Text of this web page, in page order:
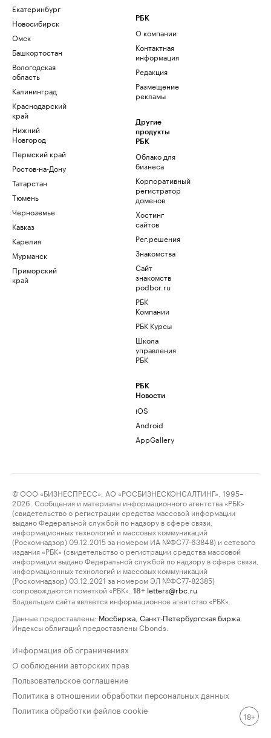
Екатеринбург
Новосибирск
Омск
Башкортостан
Вологодская
область
Калининград
Краснодарский
край
Нижний
Новгород
Пермский край
Ростов-на-Дону
Татарстан
Тюмень
Черноземье
Кавказ
Карелия
Мурманск
Приморский
край
РБК
О компании
Контактная
информация
Редакция
Размещение
рекламы
Другие
продукты
РБК
Облако для
бизнеса
Корпоративный
регистратор
доменов
Хостинг
сайтов
Рег.решения
Знакомства
Сайт
знакомств
podbor.ru
РБК
Компании
РБК Курсы
Школа
управления
РБК
РБК
Новости
iOS
Android
AppGallery
© ООО «БИЗНЕСПРЕСС», АО «РОСБИЗНЕСКОНСАЛТИНГ», 1995–
2026. Сообщения и материалы информационного агентства «РБК»
(свидетельство о регистрации средства массовой информации
выдано Федеральной службой по надзору в сфере связи,
информационных технологий и массовых коммуникаций
(Роскомнадзор) 09.12.2015 за номером ИА №ФС77-63848) и сетевого
издания «РБК» (свидетельство о регистрации средства массовой
информации выдано Федеральной службой по надзору в сфере связи,
информационных технологий и массовых коммуникаций
(Роскомнадзор) 03.12.2021 за номером ЭЛ №ФС77-82385)
сопровождаются пометкой «РБК».
18+ letters@rbc.ru
Владельцем сайта является информационное агентство «РБК».
Данные предоставлены: Мосбиржа Санкт-Петербургская биржа
Индексы облигаций предоставлены Cbonds.
Информация об ограничениях
О соблюдении авторских прав
Пользовательское соглашение
Политика в отношении обработки персональных данных
Политика обработки файлов cookie
18+